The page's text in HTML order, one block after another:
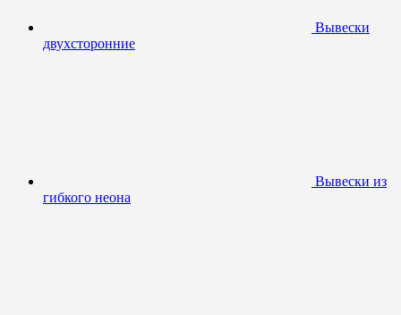
Вывески
двухсторонние
Вывески из
гибкого неона